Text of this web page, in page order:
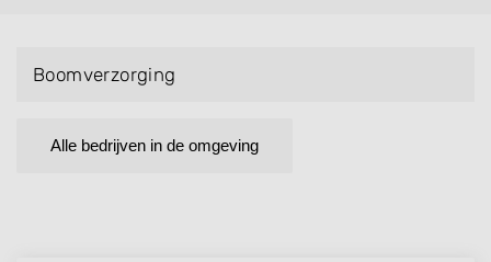
Boomverzorging
Alle bedrijven in de omgeving